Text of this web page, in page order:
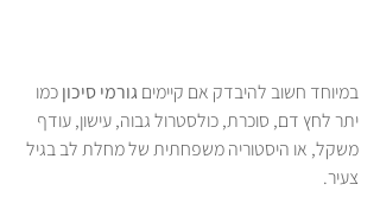
במיוחד חשוב להיבדק אם קיימים גורמי סיכון כמו
יתר לחץ דם, סוכרת, כולסטרול גבוה, עישון, עודף
משקל, או היסטוריה משפחתית של מחלת לב בגיל
צעיר.